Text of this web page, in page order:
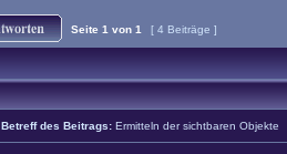
Seite 1 von 1 [ 4 Beiträge ]
Betreff des Beitrags: Ermitteln der sichtbaren Objekte